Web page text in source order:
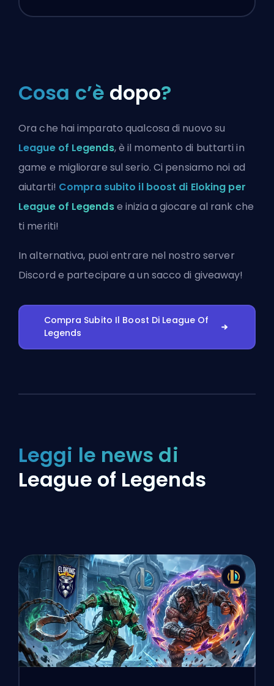
Cosa c’è dopo?
Ora che hai imparato qualcosa di nuovo su
League of Legends, è il momento di buttarti in
game e migliorare sul serio. Ci pensiamo noi ad
aiutarti! Compra subito il boost di Eloking per
League of Legendse inizia a giocare al rank che
ti meriti!
In alternativa, puoientrare nel nostro server
Discord e partecipare a un sacco di giveaway!
Compra Subito Il Boost Di League Of
Legends
Leggi le news di
League of Legends